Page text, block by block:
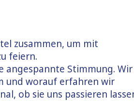
zusammen, um mit
feiern.
angespannte Stimmung. Wir
und worauf erfahren wir
ob sie uns passieren